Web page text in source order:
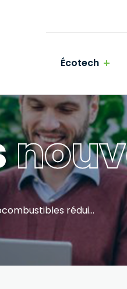
Écotech
Comment les biocombustibles réduisent les émissions de gaz à effet de serre ?